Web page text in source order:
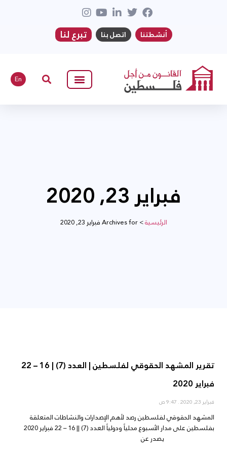
أنشطتنا اتصل بنا تبرع لنا
En
فبراير 23, 2020
الرئيسية>Archives for فبراير 23, 2020
تقرير المشهد الحقوقي لفلسطين | العدد (7) | 16 – 22
فبراير 2020
فبراير 23, 2020
المشهد الحقوقي لفلسطين رصد لأهم الإصدارات والنشاطات المتعلقة
بفلسطين على مدار الأسبوع محلياً ودولياً العدد (7) || 16 – 22 فبراير 2020
يصدر عن